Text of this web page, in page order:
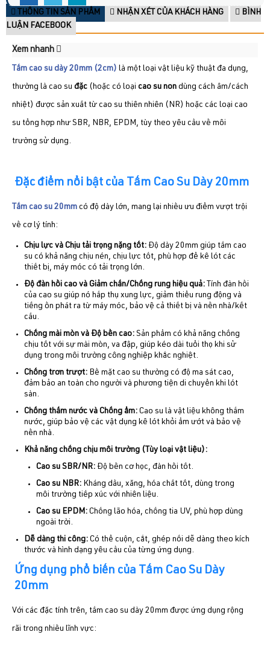
THÔNG TIN SẢN PHẨM NHẬN XÉT CỦA KHÁCH HÀNG
BÌNH
LUẬN FACEBOOK
Xem nhanh
Tấm cao su dày 20mm (2cm) là một loại vật liệu kỹ thuật đa dụng,
thường là cao su đặc (hoặc có loại cao su non dùng cách âm/cách
nhiệt) được sản xuất từ cao su thiên nhiên (NR) hoặc các loại cao
su tổng hợp như SBR, NBR, EPDM, tùy theo yêu cầu về môi
trường sử dụng.
Đặc điểm nổi bật của Tấm Cao Su Dày 20mm
Tấm cao su 20mm có độ dày lớn, mang lại nhiều ưu điểm vượt trội
về cơ lý tính:
Chịu lực và Chịu tải trọng nặng tốt: Độ dày 20mm giúp tấm cao
su có khả năng chịu nén, chịu lực tốt, phù hợp để kê lót các
thiết bị, máy móc có tải trọng lớn.
Độ đàn hồi cao và Giảm chấn/Chống rung hiệu quả: Tính đàn hồi
của cao su giúp nó hấp thụ xung lực, giảm thiểu rung động và
tiếng ồn phát ra từ máy móc, bảo vệ cả thiết bị và nền nhà/kết
cấu.
Chống mài mòn và Độ bền cao: Sản phẩm có khả năng chống
chịu tốt với sự mài mòn, va đập, giúp kéo dài tuổi thọ khi sử
dụng trong môi trường công nghiệp khắc nghiệt.
Chống trơn trượt: Bề mặt cao su thường có độ ma sát cao,
đảm bảo an toàn cho người và phương tiện di chuyển khi lót
sàn.
Chống thấm nước và Chống ẩm: Cao su là vật liệu không thấm
nước, giúp bảo vệ các vật dụng kê lót khỏi ẩm ướt và bảo vệ
nền nhà.
Khả năng chống chịu môi trường (Tùy loại vật liệu):
Cao su SBR/NR: Độ bền cơ học, đàn hồi tốt.
Cao su NBR: Kháng dầu, xăng, hóa chất tốt, dùng trong
môi trường tiếp xúc với nhiên liệu.
Cao su EPDM: Chống lão hóa, chống tia UV, phù hợp dùng
ngoài trời.
Dễ dàng thi công: Có thể cuộn, cắt, ghép nối dễ dàng theo kích
thước và hình dạng yêu cầu của từng ứng dụng.
Ứng dụng phổ biến của Tấm Cao Su Dày
20mm
Với các đặc tính trên, tấm cao su dày 20mm được ứng dụng rộng
rãi trong nhiều lĩnh vực: